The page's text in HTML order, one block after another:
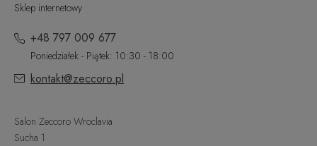
Sklep internetowy
+48 797 009 677
Poniedziałek - Piątek: 10:30 - 18:00
kontakt@zeccoro.pl
Salon Zeccoro Wroclavia
Sucha 1